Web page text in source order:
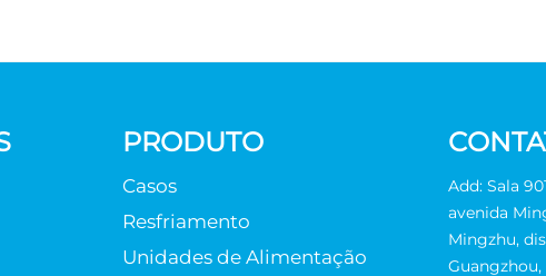
PRODUTO
Casos
Resfriamento
Unidades de Alimentação
Add: Sala
avenida
Mingzhu,
Guangzhou,